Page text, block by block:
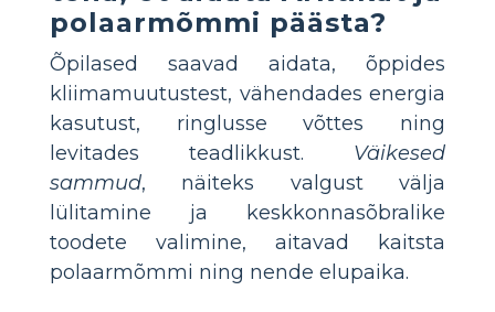
polaarmõmmi päästa?
Õpilased saavad aidata, õppides
kliimamuutustest, vähendades energia
kasutust, ringlusse võttes ning
levitades teadlikkust. Väikesed
sammud, näiteks valgust välja
lülitamine ja keskkonnasõbralike
toodete valimine, aitavad kaitsta
polaarmõmmi ning nende elupaika.